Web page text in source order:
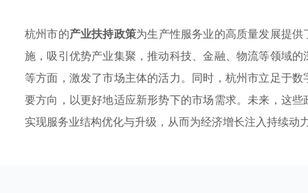
杭州市的产业扶持政策为生产性服务业的高质量发展提
施，吸引优势产业集聚，推动科技、金融、物流等领域
等方面，激发了市场主体的活力。同时，杭州市立足于
要方向，以更好地适应新形势下的市场需求。未来，这
实现服务业结构优化与升级，从而为经济增长注入持续动